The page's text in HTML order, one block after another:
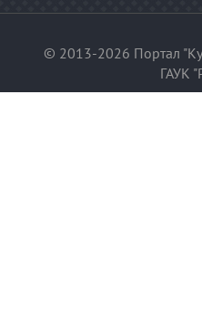
© 2013-2026 Портал
ГАУК